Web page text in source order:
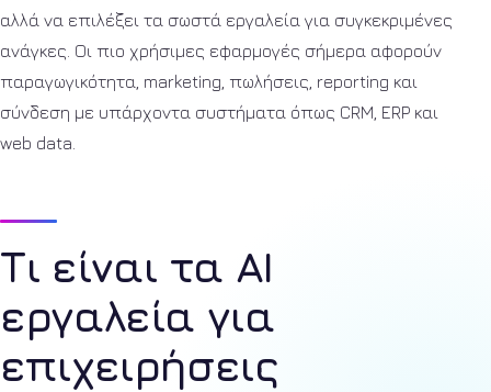
αλλά να επιλέξει τα σωστά εργαλεία για συγκεκριμένες
ανάγκες. Οι πιο χρήσιμες εφαρμογές σήμερα αφορούν
παραγωγικότητα, marketing, πωλήσεις, reporting και
σύνδεση με υπάρχοντα συστήματα όπως CRM, ERP και
web data.
Τι είναι τα AI
εργαλεία για
επιχειρήσεις